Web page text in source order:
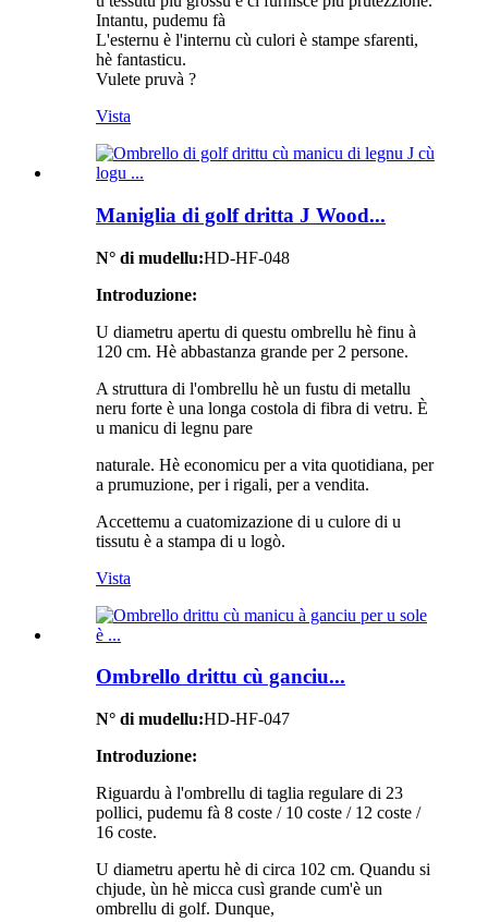
Intantu, pudemu fà
L'esternu è l'internu cù culori è stampe sfarenti,
hè fantasticu.
Vulete pruvà ?
Vista
Maniglia di golf dritta J Wood...
N° di mudellu:HD-HF-048
Introduzione:
U diametru apertu di questu ombrellu hè finu à
120 cm. Hè abbastanza grande per 2 persone.
A struttura di l'ombrellu hè un fustu di metallu
neru forte è una longa costola di fibra di vetru. È
u manicu di legnu pare
naturale. Hè economicu per a vita quotidiana, per
a prumuzione, per i rigali, per a vendita.
Accettemu a cuatomizazione di u culore di u
tissutu è a stampa di u logò.
Vista
Ombrello drittu cù ganciu...
N° di mudellu:HD-HF-047
Introduzione:
Riguardu à l'ombrellu di taglia regulare di 23
pollici, pudemu fà 8 coste / 10 coste / 12 coste /
16 coste.
U diametru apertu hè di circa 102 cm. Quandu si
chjude, ùn hè micca cusì grande cum'è un
ombrellu di golf. Dunque,